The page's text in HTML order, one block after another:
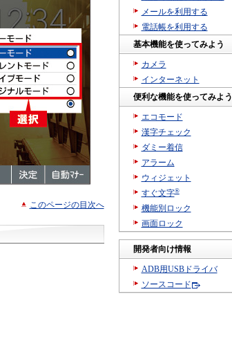
このページの目次へ
メールを利用する
電話帳を利用する
基本機能を使ってみよう
カメラ
インターネット
便利な機能を使ってみよう
エコモード
漢字チェック
ダミー着信
アラーム
ウィジェット
すぐ文字®
機能別ロック
画面ロック
開発者向け情報
ADB用USBドライバ
ソースコード